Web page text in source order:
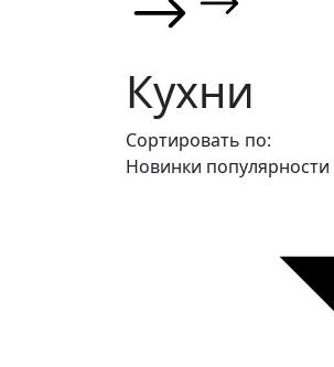
Кухни
Сортировать по:
Новинки популярности